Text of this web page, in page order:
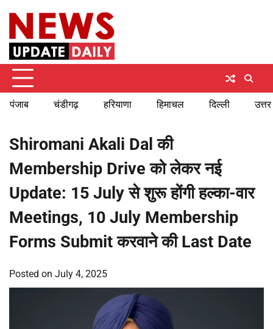
content
पंजाब चंडीगढ़ हरियाणा हिमाचल दिल्ली
Shiromani Akali Dal की
Membership Drive को लेकर नई
Update: 15 July से शुरू होंगी हल्का-वार
Meetings, 10 July Membership
Forms Submit करवाने की Last Date
Posted on July 4, 2025